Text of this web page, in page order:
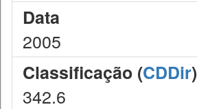
Data
2005
Classificação (CDDir)
342.6